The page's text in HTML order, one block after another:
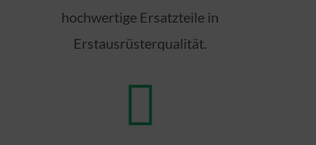
hochwertige Ersatzteile in
Erstausrüsterqualität.